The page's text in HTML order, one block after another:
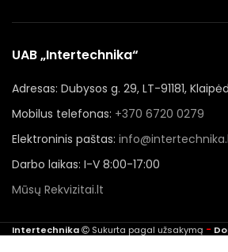
UAB „Intertechnika“
Adresas: Dubysos g. 29, LT-91181,
Mobilus telefonas: +370 6720 0279
Elektroninis paštas:
Darbo laikas: I-V 8:00-17:00
Mūsų Rekvizitai.lt
Intertechnika Sukurta pagal užsakymą -